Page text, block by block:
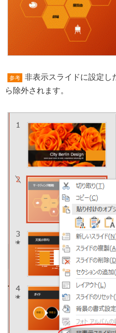
参考
非表示スライドに設定し
ら除外されます。